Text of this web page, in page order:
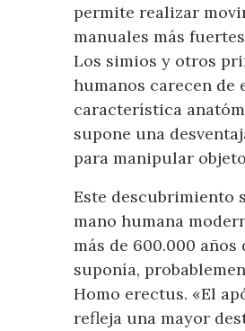
permite realizar
manuales más
Los simios y otros
humanos carecen de
característica
supone una
para manipular
Este descubrimiento
mano humana
más de 600.000 años
suponía,
Homo erectus. «El
refleja una mayor